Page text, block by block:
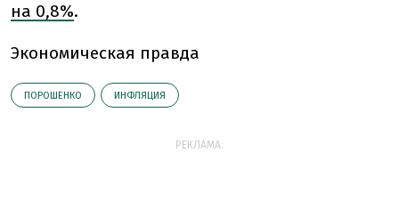
на 0,8%.
Экономическая правда
ПОРОШЕНКО ИНФЛЯЦИЯ
РЕКЛАМА: